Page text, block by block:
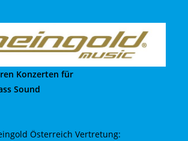
Konzerten für
Sound
Österreich Vertretung: